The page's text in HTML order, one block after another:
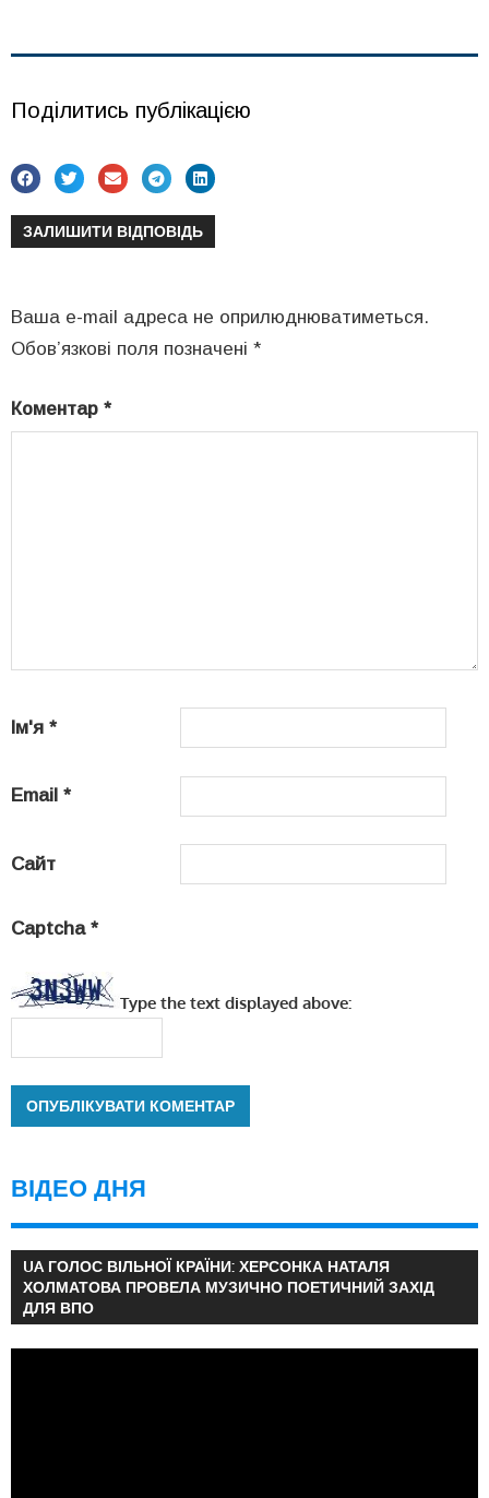
Поділитись публікацією
ЗАЛИШИТИ ВІДПОВІДЬ
Ваша e-mail адреса не оприлюднюватиметься.
Обов’язкові поля позначені *
Коментар *
Ім'я *
Email *
Сайт
Captcha *
Type the text displayed above:
ВІДЕО ДНЯ
UA ГОЛОС ВІЛЬНОЇ КРАЇНИ: ХЕРСОНКА НАТАЛЯ
ХОЛМАТОВА ПРОВЕЛА МУЗИЧНО ПОЕТИЧНИЙ ЗАХІД
ДЛЯ ВПО